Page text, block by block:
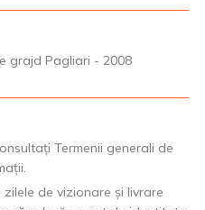
grajd Pagliari - 2008
Termenii generali de
de vizionare și livrare